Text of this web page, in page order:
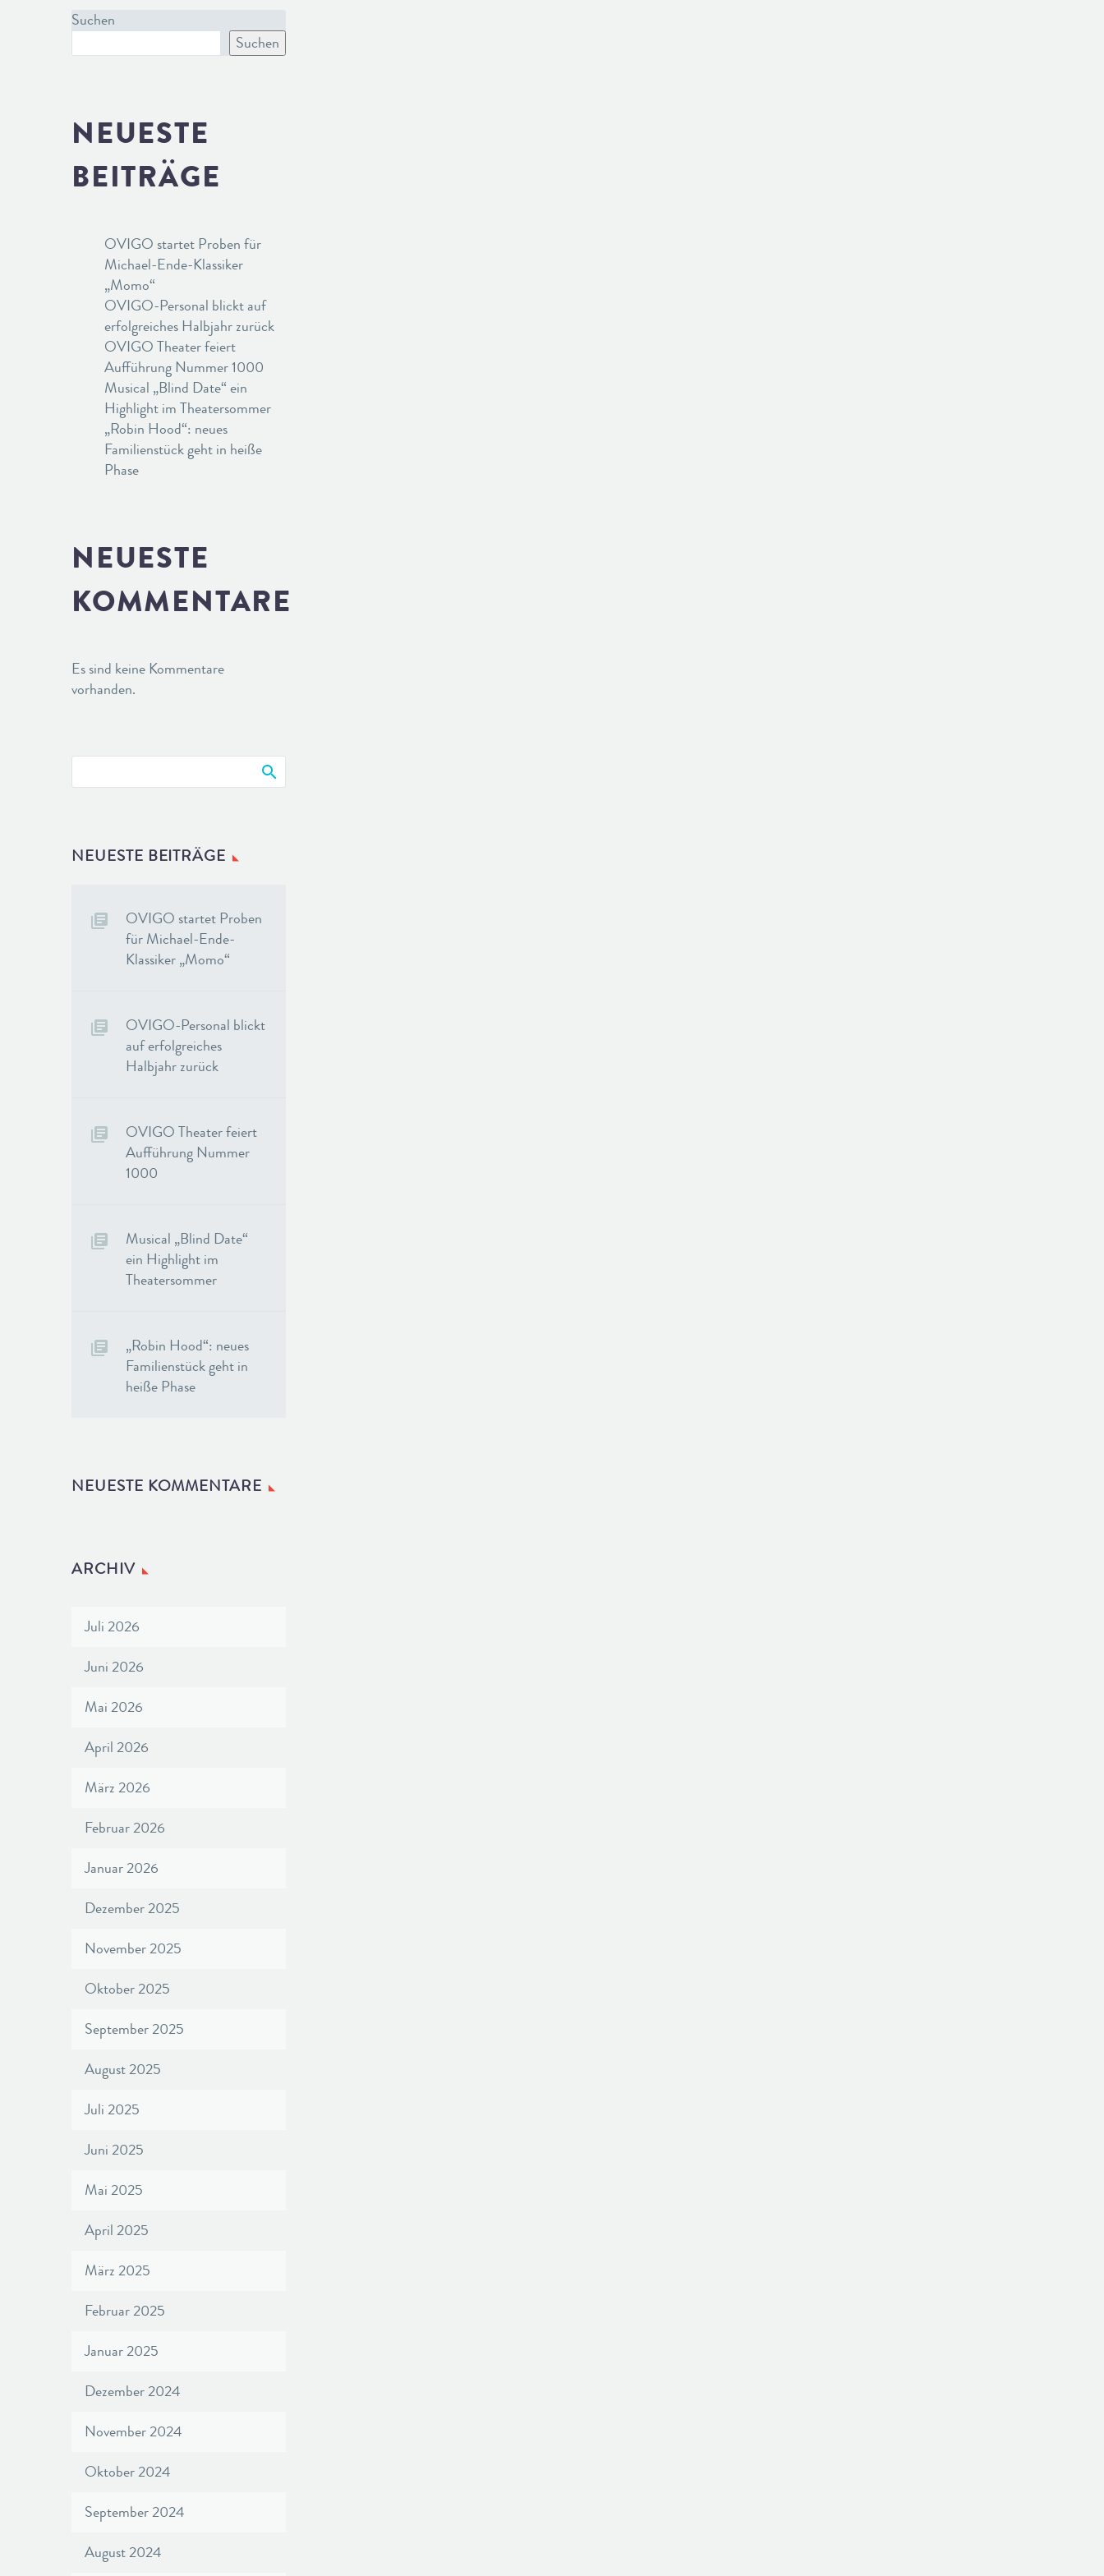
Suchen
Suchen
NEUESTE
BEITRÄGE
OVIGO startet Proben für
Michael-Ende-Klassiker
„Momo“
OVIGO-Personal blickt auf
erfolgreiches Halbjahr zurück
OVIGO Theater feiert
Aufführung Nummer 1000
Musical „Blind Date“ ein
Highlight im Theatersommer
„Robin Hood“: neues
Familienstück geht in heiße
Phase
NEUESTE
KOMMENTARE
Es sind keine Kommentare
vorhanden.
NEUESTE BEITRÄGE
OVIGO startet Proben
für Michael-Ende-
Klassiker „Momo“
OVIGO-Personal blickt
auf erfolgreiches
Halbjahr zurück
OVIGO Theater feiert
Aufführung Nummer
1000
Musical „Blind Date“
ein Highlight im
Theatersommer
„Robin Hood“: neues
Familienstück geht in
heiße Phase
NEUESTE KOMMENTARE
ARCHIV
Juli 2026
Juni 2026
Mai 2026
April 2026
März 2026
Februar 2026
Januar 2026
Dezember 2025
November 2025
Oktober 2025
September 2025
August 2025
Juli 2025
Juni 2025
Mai 2025
April 2025
März 2025
Februar 2025
Januar 2025
Dezember 2024
November 2024
Oktober 2024
September 2024
August 2024